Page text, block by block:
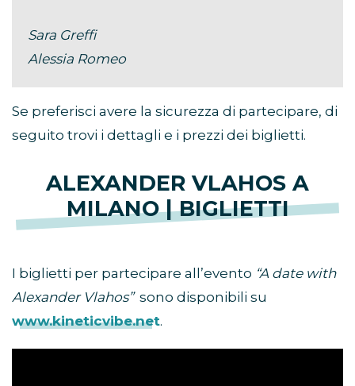
Sara Greffi
Alessia Romeo
Se preferisci avere la sicurezza di partecipare, di
seguito trovi i dettagli e i prezzi dei biglietti.
ALEXANDER VLAHOS A
MILANO | BIGLIETTI
I biglietti per partecipare all’evento “A date with
Alexander Vlahos”sono disponibili su
www.kineticvibe.net.